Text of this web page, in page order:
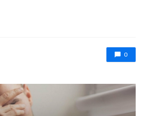
0